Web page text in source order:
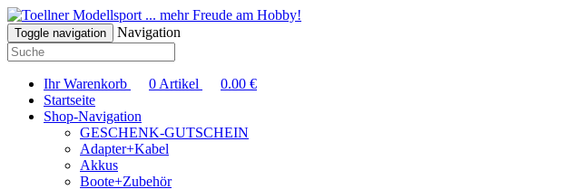
... mehr Freude am Hobby!
Toggle navigation Navigation
Ihr Warenkorb 0 Artikel 0.00 €
Startseite
Shop-Navigation
GESCHENK-GUTSCHEIN
Adapter+Kabel
Akkus
Boote+Zubehör